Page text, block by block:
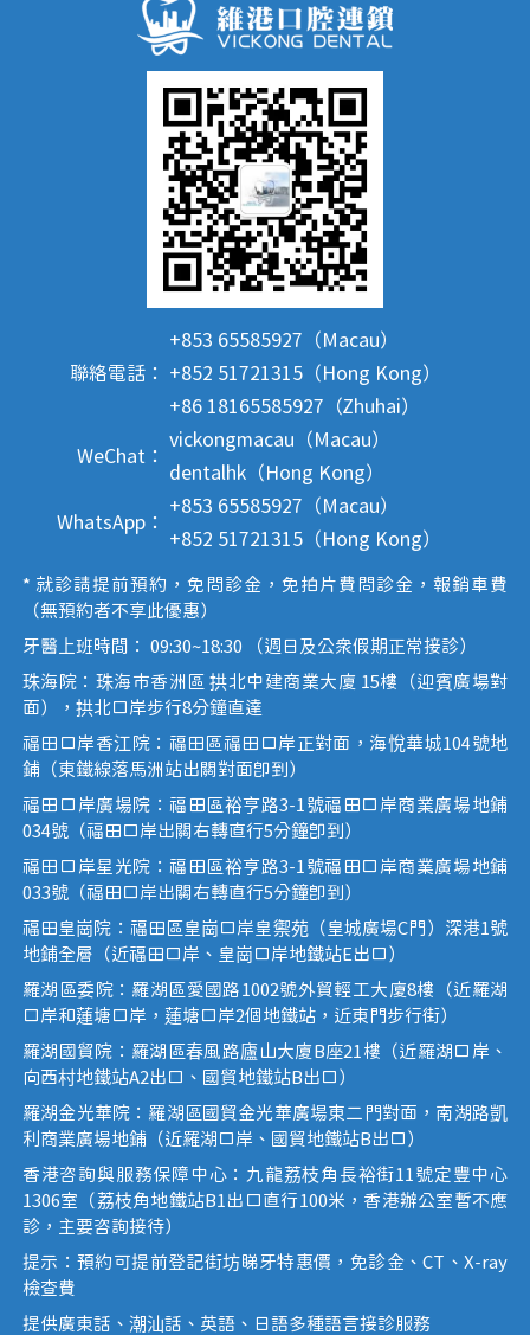
聯絡電話：
+853 65585927（Macau）
+852 51721315（Hong Kong）
+86 18165585927（Zhuhai）
WeChat：
vickongmacau（Macau）
dentalhk（Hong Kong）
WhatsApp：
+853 65585927（Macau）
+852 51721315（Hong Kong）
* 就診請提前預約，免問診金，免拍片費問診金，報銷車費
（無預約者不享此優惠）
牙醫上班時間： 09:30~18:30 （週日及公眾假期正常接診）
珠海院：珠海市香洲區 拱北中建商業大廈 15樓（迎賓廣場對
面），拱北口岸步行8分鐘直達
福田口岸香江院：福田區福田口岸正對面，海悅華城104號地
鋪（東鐵線落馬洲站出關對面即到）
福田口岸廣場院：福田區裕亨路3-1號福田口岸商業廣場地鋪
034號（福田口岸出關右轉直行5分鐘即到）
福田口岸星光院：福田區裕亨路3-1號福田口岸商業廣場地鋪
033號（福田口岸出關右轉直行5分鐘即到）
福田皇崗院：福田區皇崗口岸皇禦苑（皇城廣場C門）深港1號
地鋪全層（近福田口岸、皇崗口岸地鐵站E出口）
羅湖區委院：羅湖區愛國路1002號外貿輕工大廈8樓（近羅湖
口岸和蓮塘口岸，蓮塘口岸2個地鐵站，近東門步行街）
羅湖國貿院：羅湖區春風路廬山大廈B座21樓（近羅湖口岸、
向西村地鐵站A2出口、國貿地鐵站B出口）
羅湖金光華院：羅湖區國貿金光華廣場東二門對面，南湖路凱
利商業廣場地鋪（近羅湖口岸、國貿地鐵站B出口）
香港咨詢與服務保障中心：九龍荔枝角長裕街11號定豐中心
1306室（荔枝角地鐵站B1出口直行100米，香港辦公室暫不應
診，主要咨詢接待）
提示：預約可提前登記街坊睇牙特惠價，免診金、CT、X-ray
檢查費
提供廣東話、潮汕話、英語、日語多種語言接診服務